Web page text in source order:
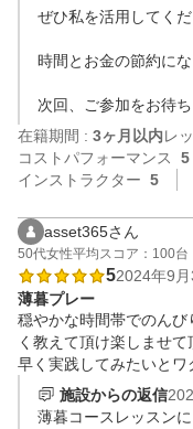
ぜひ私を活用してくだ
時間とお金の節約にな
次回、ご参加をお待ち
在籍期間 : 3ヶ月以内レ
コストパフォーマンス
5
インストラクター 5
asset365さん
50代女性平均スコア：100台
52024年9月
薄暮プレー
穏やかな時間帯でのん
く教えて頂け楽しませて
早く実践してみたいとワ
施設からの返信
薄暮コースレッスン